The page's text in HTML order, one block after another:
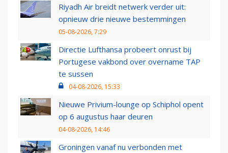
Riyadh Air breidt netwerk verder uit:
opnieuw drie nieuwe bestemmingen
05-08-2026, 7:29
Directie Lufthansa probeert onrust bij
Portugese vakbond over overname TAP
te sussen
04-08-2026, 15:33
Nieuwe Privium-lounge op Schiphol opent
op 6 augustus haar deuren
04-08-2026, 14:46
Groningen vanaf nu verbonden met